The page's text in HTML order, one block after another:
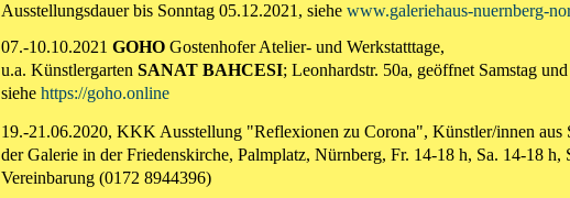
Ausstellungsdauer bis Sonntag 05.12.2021, siehe www.galeriehaus-nuernberg-
07.-10.10.2021 GOHO Gostenhofer Atelier- und Werkstatttage,
u.a. Künstlergarten SANAT BAHCESI; Leonhardstr. 50a, geöffnet Samstag
siehe https://goho.online
19.-21.06.2020, KKK Ausstellung "Reflexionen zu Corona", Künstler/innen aus
der Galerie in der Friedenskirche, Palmplatz, Nürnberg, Fr. 14-18 h, Sa. 14-18 h,
Vereinbarung (0172 8944396)